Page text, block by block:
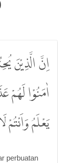
اِنَّ الَّذِيْنَ
اٰمَنُوْا لَهُمْ
يَعْلَمُ وَاَنْتُمْ
perbuatan